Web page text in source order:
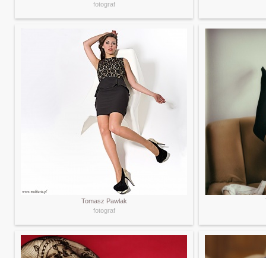
fotograf
Tomasz Pawlak
fotograf